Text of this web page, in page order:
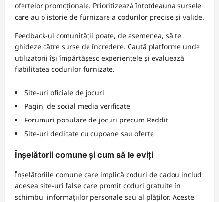
ofertelor promoționale. Prioritizează întotdeauna sursele
care au o istorie de furnizare a codurilor precise și valide.
Feedback-ul comunității poate, de asemenea, să te
ghideze către surse de încredere. Caută platforme unde
utilizatorii își împărtășesc experiențele și evaluează
fiabilitatea codurilor furnizate.
Site-uri oficiale de jocuri
Pagini de social media verificate
Forumuri populare de jocuri precum Reddit
Site-uri dedicate cu cupoane sau oferte
Înșelătorii comune și cum să le eviți
Înșelătoriile comune care implică coduri de cadou includ
adesea site-uri false care promit coduri gratuite în
schimbul informațiilor personale sau al plăților. Aceste